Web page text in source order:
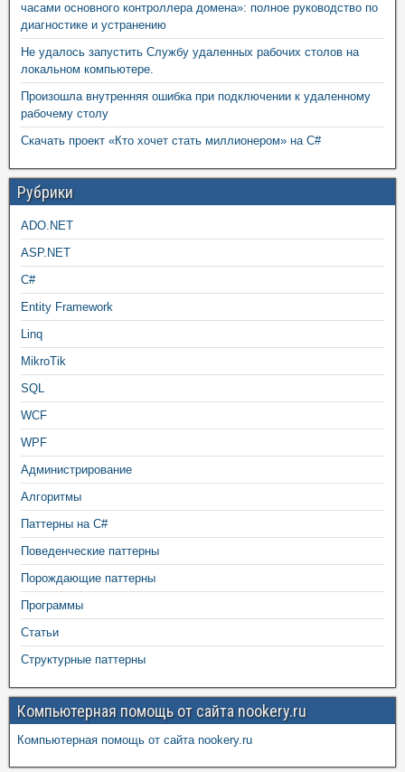
часами основного контроллера домена»: полное руководство по
диагностике и устранению
Не удалось запустить Службу удаленных рабочих столов на
локальном компьютере.
Произошла внутренняя ошибка при подключении к удаленному
рабочему столу
Скачать проект «Кто хочет стать миллионером» на C#
Рубрики
ADO.NET
ASP.NET
C#
Entity Framework
Linq
MikroTik
SQL
WCF
WPF
Администрирование
Алгоритмы
Паттерны на C#
Поведенческие паттерны
Порождающие паттерны
Программы
Статьи
Структурные паттерны
Компьютерная помощь от сайта nookery.ru
Компьютерная помощь от сайта nookery.ru